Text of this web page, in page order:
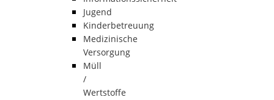
Jugend
Kinderbetreuung
Medizinische
Versorgung
Müll
/
Wertstoffe